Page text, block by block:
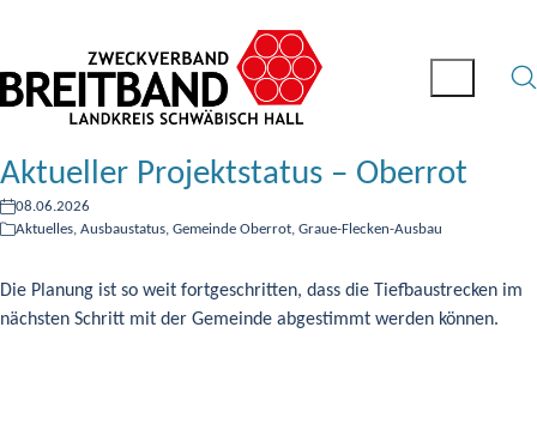
Aktueller Projektstatus – Oberrot
08.06.2026
Aktuelles, Ausbaustatus, Gemeinde Oberrot, Graue-Flecken-Ausbau
Die Planung ist so weit fortgeschritten, dass die Tiefbaustrecken im
nächsten Schritt mit der Gemeinde abgestimmt werden können.